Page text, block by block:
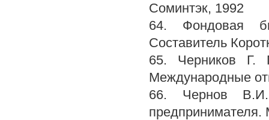
Соминтэк, 1992
64. Фондовая
Составитель
65. Черников Г.
Международные
66. Чернов В.И.
предпринимателя.